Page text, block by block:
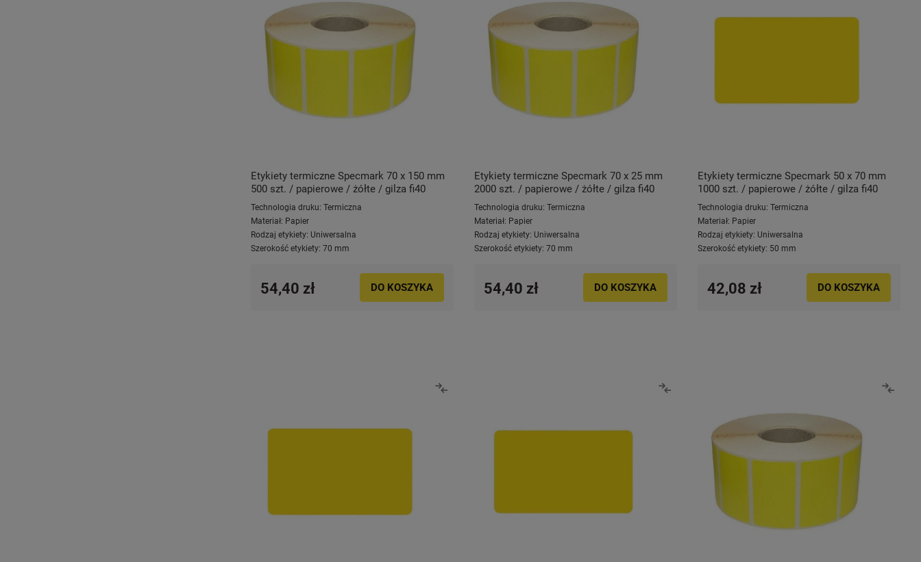
Etykiety termiczne Specmark 70 x 150 mm
500 szt. / papierowe / żółte / gilza fi40
Technologia druku: Termiczna
Materiał: Papier
Rodzaj etykiety: Uniwersalna
Szerokość etykiety: 70 mm
54,40 zł DO KOSZYKA
Etykiety termiczne Specmark 70 x 25 mm
2000 szt. / papierowe / żółte / gilza fi40
Technologia druku: Termiczna
Materiał: Papier
Rodzaj etykiety: Uniwersalna
Szerokość etykiety: 70 mm
54,40 zł DO KOSZYKA
Etykiety termiczne Specmark 50 x 70 mm
1000 szt. / papierowe / żółte / gilza fi40
Technologia druku: Termiczna
Materiał: Papier
Rodzaj etykiety: Uniwersalna
Szerokość etykiety: 50 mm
42,08 zł DO KOSZYKA